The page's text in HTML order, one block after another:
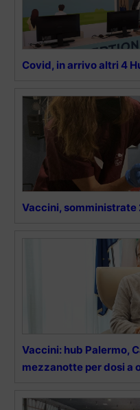
Covid, in arrivo altri 4
Vaccini, somministrate
Vaccini: hub Palermo,
mezzanotte per dosi a